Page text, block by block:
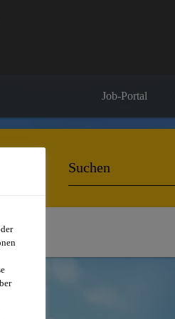
Job-Portal